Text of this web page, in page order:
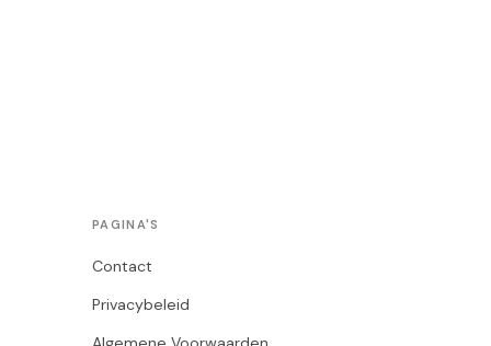
PAGINA'S
Contact
Privacybeleid